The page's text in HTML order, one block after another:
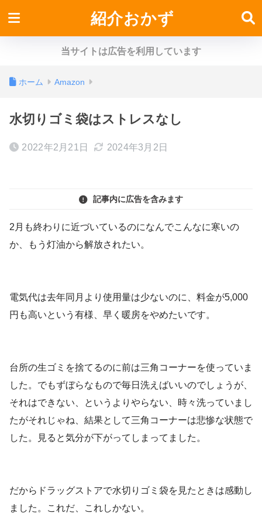
紹介おかず
当サイトは広告を利用しています
ホーム Amazon
水切りゴミ袋はストレスなし
2022年2月21日 2024年3月2日
記事内に広告を含みます
2月も終わりに近づいているのになんでこんなに寒いの
か、もう灯油から解放されたい。
電気代は去年同月より使用量は少ないのに、料金が5,000
円も高いという有様、早く暖房をやめたいです。
台所の生ゴミを捨てるのに前は三角コーナーを使っていま
した。でもずぼらなもので毎日洗えばいいのでしょうが、
それはできない、というよりやらない、時々洗っていまし
たがそれじゃね、結果として三角コーナーは悲惨な状態で
した。見ると気分が下がってしまってました。
だからドラッグストアで水切りゴミ袋を見たときは感動し
ました。これだ、これしかない。